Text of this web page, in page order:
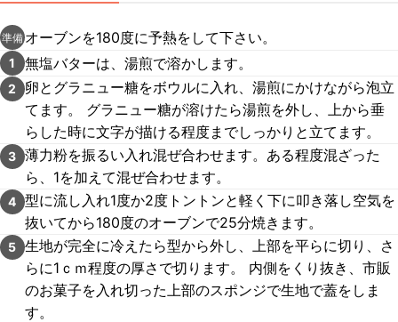
準備 オーブンを180度に予熱をして下さい。
1 無塩バターは、湯煎で溶かします。
2
卵とグラニュー糖をボウルに入れ、湯煎にかけながら泡立
てます。 グラニュー糖が溶けたら湯煎を外し、上から垂
らした時に文字が描ける程度までしっかりと立てます。
3 薄力粉を振るい入れ混ぜ合わせます。ある程度混ざった
ら、1を加えて混ぜ合わせます。
4 型に流し入れ1度か2度トントンと軽く下に叩き落し空気を
抜いてから180度のオーブンで25分焼きます。
5 生地が完全に冷えたら型から外し、上部を平らに切り、さ
らに1ｃｍ程度の厚さで切ります。 内側をくり抜き、市販
のお菓子を入れ切った上部のスポンジで生地で蓋をしま
す。